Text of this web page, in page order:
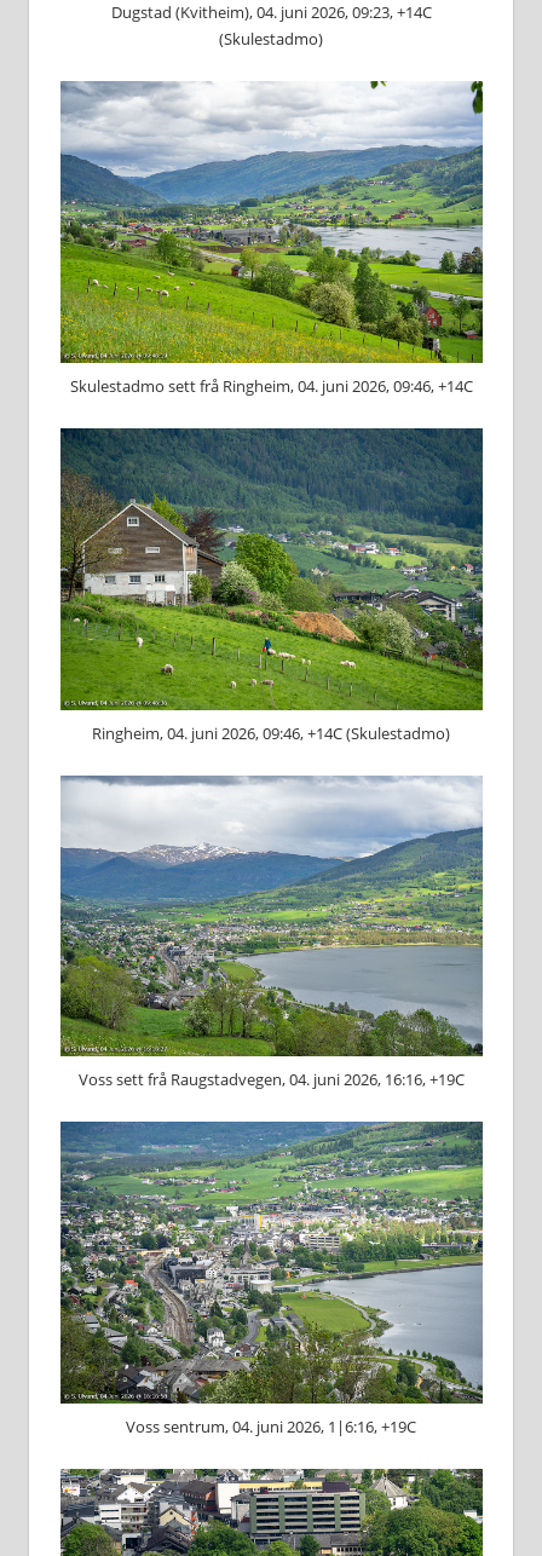
Dugstad (Kvitheim), 04. juni 2026, 09:23, +14C
(Skulestadmo)
Skulestadmo sett frå Ringheim, 04. juni 2026, 09:46, +14C
Ringheim, 04. juni 2026, 09:46, +14C (Skulestadmo)
Voss sett frå Raugstadvegen, 04. juni 2026, 16:16, +19C
Voss sentrum, 04. juni 2026, 1|6:16, +19C